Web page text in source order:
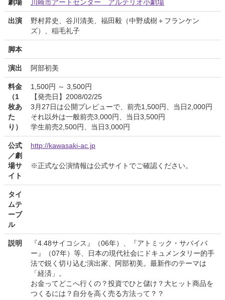
劇場 川崎市アートセンター アルテリオ小劇場
出演
野村昇史、谷川清美、福田毅（中野成樹＋フランケン
ズ）、稲毛礼子
脚本
演出 阿部初美
料金
（1
枚あ
た
り）
1,500円 ～ 3,500円
【発売日】2008/02/25
3月27日は公開プレビューで、前売1,500円、当日2,000円
それ以外は一般前売3,000円、当日3,500円
学生前売2,500円、当日3,000円
公式
／劇
場サ
イト
http://kawasaki-ac.jp
※正式な公演情報は公式サイトでご確認ください。
タイ
ムテ
ーブ
ル
説明
『4.48サイコシス』（06年）、『アトミック・サバイバ
ー』（07年）等、日本の現代社会にドキュメンタリー的手
法で鋭く切り込む演出家、阿部初美。最新作のテーマは
「経済」。
お金ってどこへ行くの？投資でひと儲け？大ヒット商品を
つくるには？自分を高く売る方法って？？